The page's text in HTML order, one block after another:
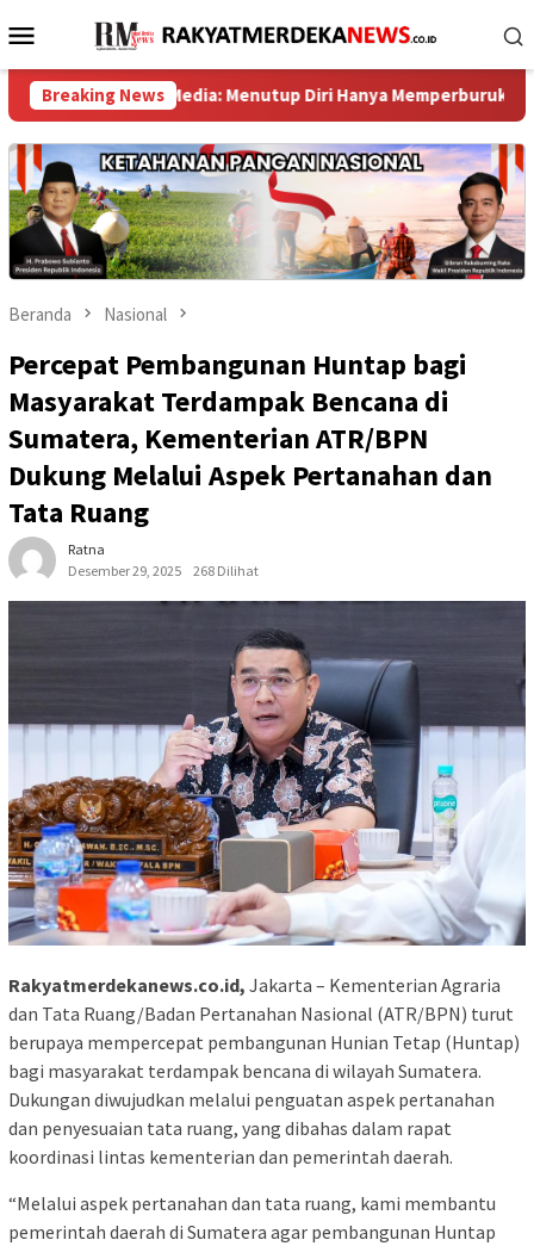
ke
Menu
Mobile
Breaking News
Media: Menutup Diri Hanya Memperburuk Citra Lembaga
Beranda Nasional
Percepat Pembangunan Huntap bagi
Masyarakat Terdampak Bencana di
Sumatera, Kementerian ATR/BPN
Dukung Melalui Aspek Pertanahan dan
Tata Ruang
Ratna
Desember 29, 2025
268 Dilihat
Rakyatmerdekanews.co.id, Jakarta – Kementerian Agraria
dan Tata Ruang/Badan Pertanahan Nasional (ATR/BPN) turut
berupaya mempercepat pembangunan Hunian Tetap (Huntap)
bagi masyarakat terdampak bencana di wilayah Sumatera.
Dukungan diwujudkan melalui penguatan aspek pertanahan
dan penyesuaian tata ruang, yang dibahas dalam rapat
koordinasi lintas kementerian dan pemerintah daerah.
“Melalui aspek pertanahan dan tata ruang, kami membantu
pemerintah daerah di Sumatera agar pembangunan Huntap